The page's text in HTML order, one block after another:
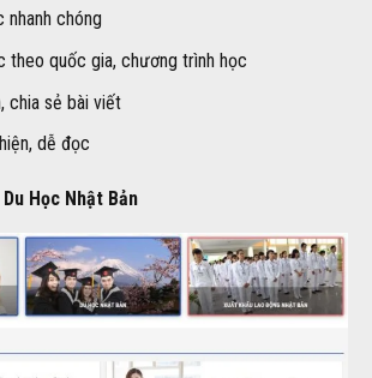
chóng
theo quốc gia, chương trình học
chia sẻ bài viết
dễ đọc
Học Nhật Bản